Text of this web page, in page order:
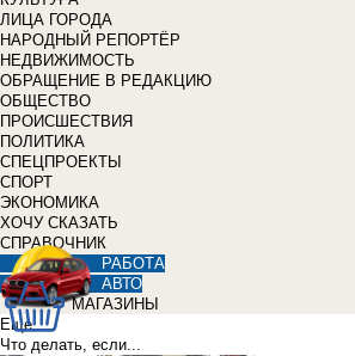
ЛИЦА ГОРОДА
НАРОДНЫЙ РЕПОРТЁР
НЕДВИЖИМОСТЬ
ОБРАЩЕНИЕ В РЕДАКЦИЮ
ОБЩЕСТВО
ПРОИСШЕСТВИЯ
ПОЛИТИКА
СПЕЦПРОЕКТЫ
СПОРТ
ЭКОНОМИКА
ХОЧУ СКАЗАТЬ
СПРАВОЧНИК
РАБОТА
АВТО
МАГАЗИНЫ
Еще
Что делать, если...